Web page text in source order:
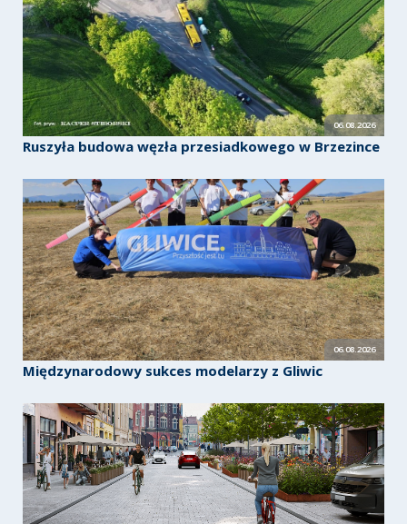
06.08.2026
Ruszyła budowa węzła przesiadkowego w Brzezince
06.08.2026
Międzynarodowy sukces modelarzy z Gliwic